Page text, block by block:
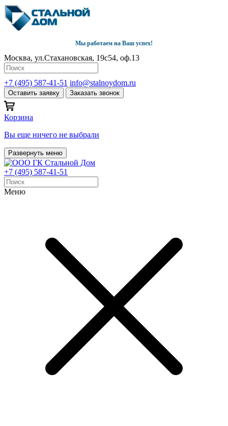
Мы работаем на Ваш успех!
Москва, ул.Стахановская, 19с54, оф.13
+7 (495) 587-41-51 info@stalnoydom.ru
Оставить заявку Заказать звонок
Корзина
Вы еще ничего не выбрали
Развернуть меню
+7 (495) 587-41-51
Меню